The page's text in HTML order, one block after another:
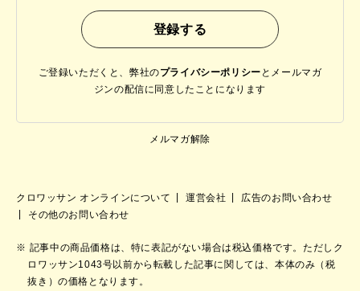
ご登録いただくと、弊社のプライバシーポリシー と メールマガ
ジンの配信に同意したことになります
メルマガ解除
クロワッサン オンラインについて 運営会社
広告のお問い合わせ
その他のお問い合わせ
記事中の商品価格は、特に表記がない場合は税込価格です。ただしク
ロワッサン1043号以前から転載した記事に関しては、本体のみ（税
抜き）の価格となります。